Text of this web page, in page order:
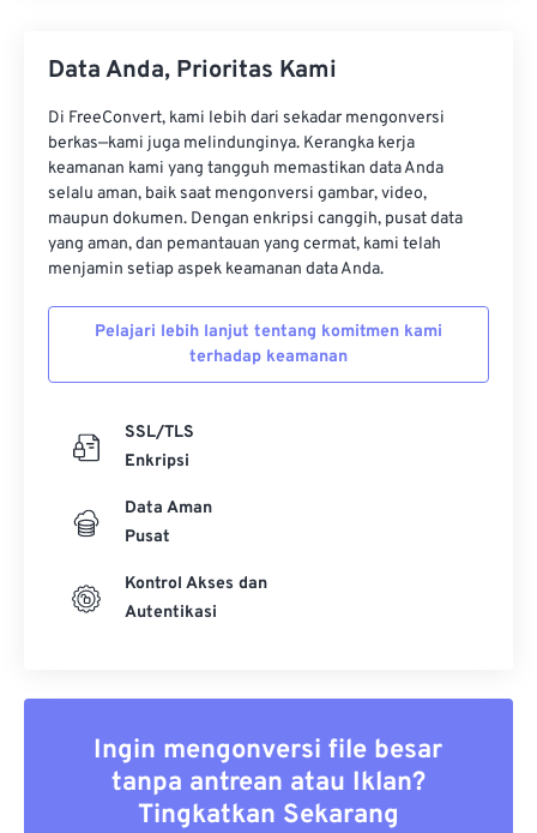
Data Anda, Prioritas Kami
Di FreeConvert, kami lebih dari sekadar mengonversi
berkas—kami juga melindunginya. Kerangka kerja
keamanan kami yang tangguh memastikan data Anda
selalu aman, baik saat mengonversi gambar, video,
maupun dokumen. Dengan enkripsi canggih, pusat data
yang aman, dan pemantauan yang cermat, kami telah
menjamin setiap aspek keamanan data Anda.
Pelajari lebih lanjut tentang komitmen kami
terhadap keamanan
SSL/TLS
Enkripsi
Data Aman
Pusat
Kontrol Akses dan
Autentikasi
Ingin mengonversi file besar
tanpa antrean atau Iklan?
Tingkatkan Sekarang